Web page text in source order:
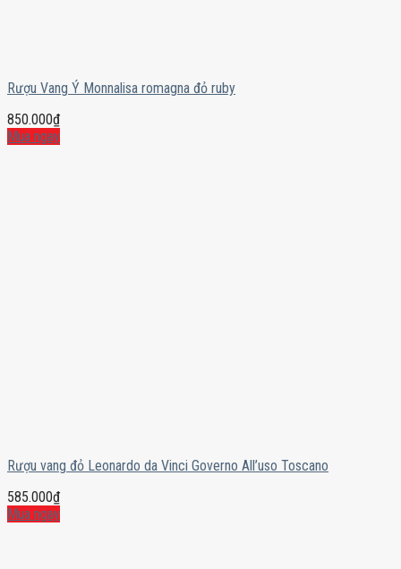
Rượu Vang Ý Monnalisa romagna đỏ ruby
850.000₫
Mua ngay
Rượu vang đỏ Leonardo da Vinci Governo All’uso Toscano
585.000₫
Mua ngay